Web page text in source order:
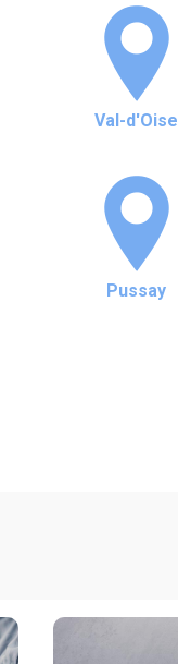
Val-d'Oise
Pussay